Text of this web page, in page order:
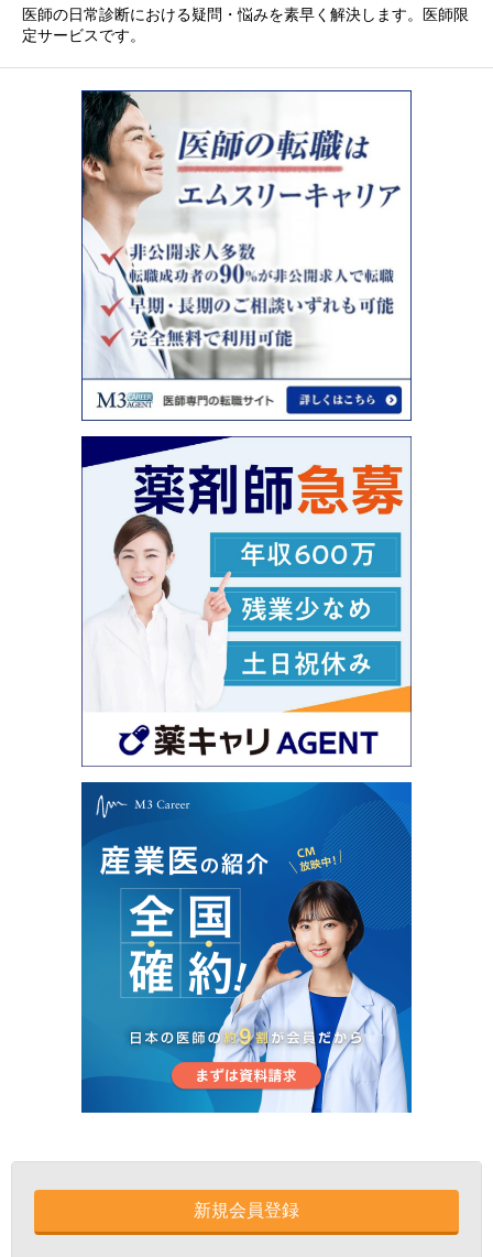
医師の⽇常診断における疑問・悩みを素早く解決します。医師限
定サービスです。
新規会員登録